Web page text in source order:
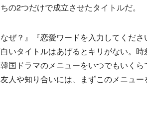
の2つだけで成立させたタイトルだ。
ぜ？』『恋愛ワードを入力してくだ
いタイトルはあげるとキリがない。
国ドラマのメニューをいつでもいくら
人や知り合いには、まずこのメニュ